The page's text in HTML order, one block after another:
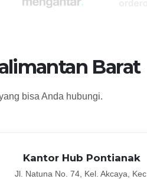
Barat
bisa Anda hubungi.
Kantor Hub Pontianak
Jl. Natuna No. 74, Kel. Akcaya, Kec.